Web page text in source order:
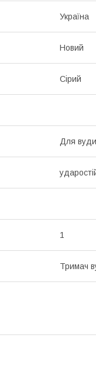
Україна
Новий
Сірий
Для
1
Тримач